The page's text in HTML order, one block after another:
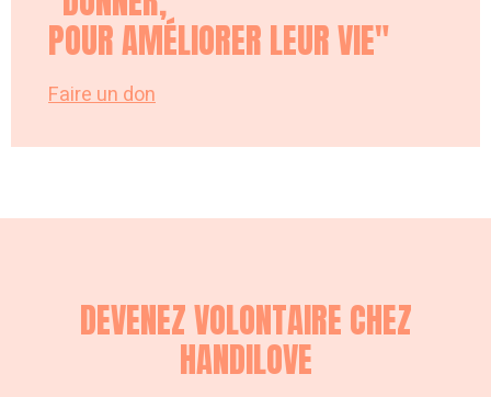
POUR AMÉLIORER LEUR VIE"
Faire un don
DEVENEZ VOLONTAIRE CHEZ
HANDILOVE